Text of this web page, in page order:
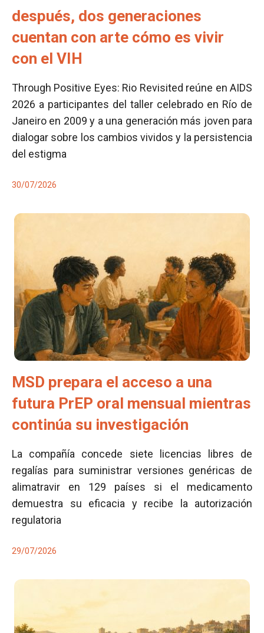
después, dos generaciones
cuentan con arte cómo es vivir
con el VIH
Through Positive Eyes: Rio Revisited reúne en AIDS
2026 a participantes del taller celebrado en Río de
Janeiro en 2009 y a una generación más joven para
dialogar sobre los cambios vividos y la persistencia
del estigma
30/07/2026
MSD prepara el acceso a una
futura PrEP oral mensual mientras
continúa su investigación
La compañía concede siete licencias libres de
regalías para suministrar versiones genéricas de
alimatravir en 129 países si el medicamento
demuestra su eficacia y recibe la autorización
regulatoria
29/07/2026